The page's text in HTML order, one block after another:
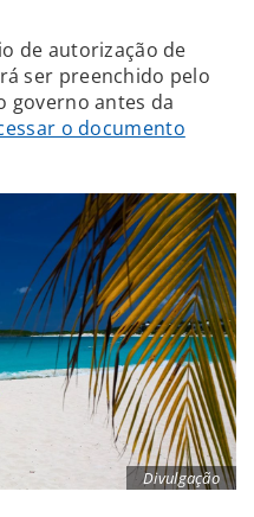
de autorização de
ser preenchido pelo
governo antes da
o documento
Divulgação